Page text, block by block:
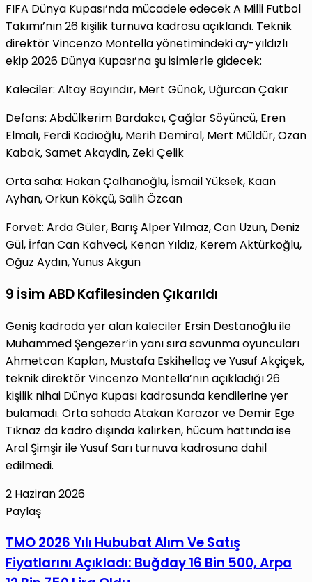
FIFA Dünya Kupası’nda mücadele edecek A Milli Futbol
Takımı’nın 26 kişilik turnuva kadrosu açıklandı. Teknik
direktör Vincenzo Montella yönetimindeki ay-yıldızlı
ekip 2026 Dünya Kupası’na şu isimlerle gidecek:
Kaleciler: Altay Bayındır, Mert Günok, Uğurcan Çakır
Defans: Abdülkerim Bardakcı, Çağlar Söyüncü, Eren
Elmalı, Ferdi Kadıoğlu, Merih Demiral, Mert Müldür, Ozan
Kabak, Samet Akaydin, Zeki Çelik
Orta saha: Hakan Çalhanoğlu, İsmail Yüksek, Kaan
Ayhan, Orkun Kökçü, Salih Özcan
Forvet: Arda Güler, Barış Alper Yılmaz, Can Uzun, Deniz
Gül, İrfan Can Kahveci, Kenan Yıldız, Kerem Aktürkoğlu,
Oğuz Aydın, Yunus Akgün
9 İsim ABD Kafilesinden Çıkarıldı
Geniş kadroda yer alan kaleciler Ersin Destanoğlu ile
Muhammed Şengezer’in yanı sıra savunma oyuncuları
Ahmetcan Kaplan, Mustafa Eskihellaç ve Yusuf Akçiçek,
teknik direktör Vincenzo Montella’nın açıkladığı 26
kişilik nihai Dünya Kupası kadrosunda kendilerine yer
bulamadı. Orta sahada Atakan Karazor ve Demir Ege
Tıknaz da kadro dışında kalırken, hücum hattında ise
Aral Şimşir ile Yusuf Sarı turnuva kadrosuna dahil
edilmedi.
2 Haziran 2026
Paylaş
Posta
ile
TMO
2026
Yılı
TMO 2026 Yılı Hububat Alım Ve Satış
Fiyatlarını Açıkladı: Buğday 16 Bin 500, Arpa